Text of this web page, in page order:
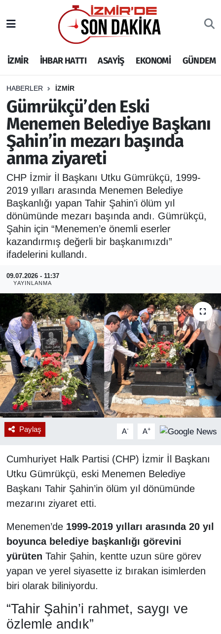
İZMİR İHBAR HATTI ASAYİŞ EKONOMİ GÜNDEM
HABERLER İZMİR
Gümrükçü’den Eski
Menemen Belediye Başkanı
Şahin’in mezarı başında
anma ziyareti
CHP İzmir İl Başkanı Utku Gümrükçü, 1999-
2019 yılları arasında Menemen Belediye
Başkanlığı yapan Tahir Şahin’i ölüm yıl
dönümünde mezarı başında andı. Gümrükçü,
Şahin için “Menemen’e önemli eserler
kazandırmış değerli bir başkanımızdı”
ifadelerini kullandı.
09.07.2026 - 11:37
YAYINLANMA
Paylaş A- A+
Cumhuriyet Halk Partisi (CHP) İzmir İl Başkanı
Utku Gümrükçü, eski Menemen Belediye
Başkanı Tahir Şahin’in ölüm yıl dönümünde
mezarını ziyaret etti.
Menemen’de 1999-2019 yılları arasında 20 yıl
boyunca belediye başkanlığı görevini
yürüten Tahir Şahin, kentte uzun süre görev
yapan ve yerel siyasette iz bırakan isimlerden
biri olarak biliniyordu.
“Tahir Şahin’i rahmet, saygı ve
özlemle andık”
İHBAR HATTI
DEPREM
GENEL
EKONOMİ
SİYASET
SPOR
ASAYİŞ
RESMİ REKLAM
İzmir Nöbetçi Eczaneler
İzmir Hava Durumu
İzmir Namaz Vakitleri
İzmir Trafik Yoğunluk Haritası
Puan Durumu ve Fikstür
Tüm Manşetler
Son Dakika Haberleri
Haber Arşivi